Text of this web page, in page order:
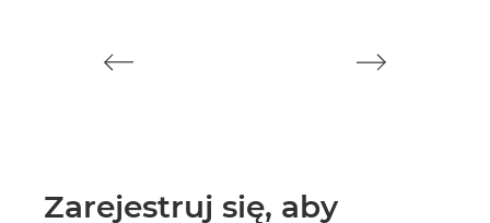
Zarejestruj się, aby